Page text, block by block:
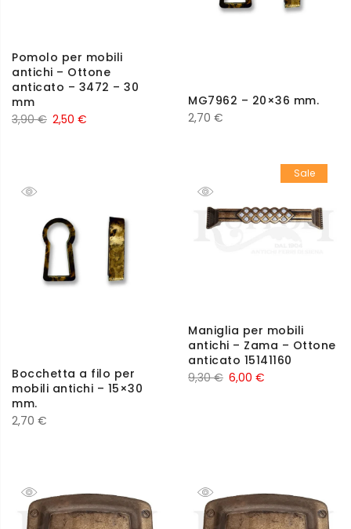
Pomolo per mobili
antichi – Ottone
anticato – 3472 – 30
mm
3,90€ 2,50 €
MG7962 – 20×36 mm.
2,70 €
Bocchetta a filo per
mobili antichi – 15×30
mm.
2,70 €
Sale
Maniglia per mobili
antichi – Zama – Ottone
anticato 15141160
9,30€ 6,00 €